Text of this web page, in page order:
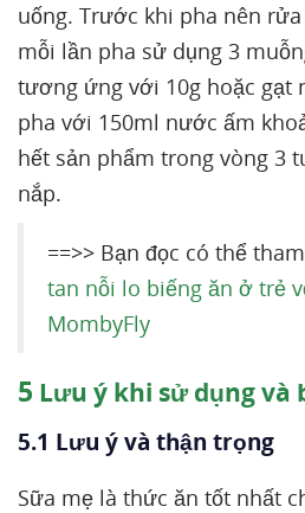
uống. Trước khi pha nên
mỗi lần pha sử dụng 3
tương ứng với 10g hoặc gạt
pha với 150ml nước ấm
hết sản phẩm trong vòng 3
nắp.
==>> Bạn đọc có thể
tan nỗi lo biếng ăn ở trẻ
MombyFly
5 Lưu ý khi sử dụng và
5.1 Lưu ý và thận trọng
Sữa mẹ là thức ăn tốt nhất